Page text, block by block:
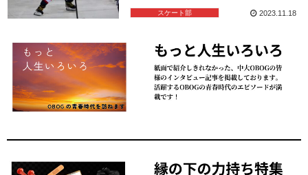
スケート部 2023.11.18